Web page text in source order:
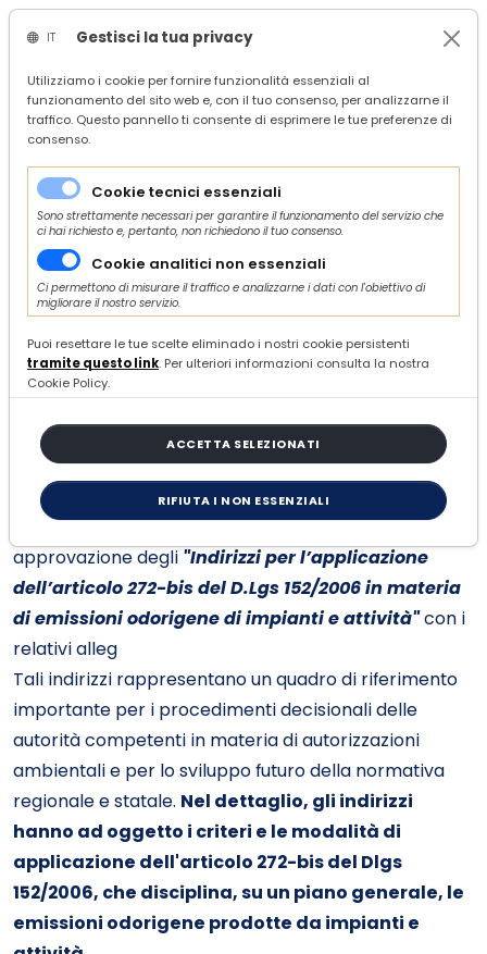
/ Confindustria Ascoli Piceno
/ Servizi
/ Edilizia e Territorio
/ MASE - Emissioni odorigene
Di BENEDETTA CHIARELLI
LUNEDÌ 10 LUGLIO 2023
MASE - Emissioni odorigene
pubblicato decreto che adotta le nuove
linee di indirizzo nazionali
Trasmettiamo in allegato il decreto direttoriale di
approvazione degli "Indirizzi per l’applicazione
dell’articolo 272-bis del D.Lgs 152/2006 in materia
di emissioni odorigene di impianti e attività"con i
relativi alleg
Tali indirizzi rappresentano un quadro di riferimento
importante per i procedimenti decisionali delle
autorità competenti in materia di autorizzazioni
ambientali e per lo sviluppo futuro della normativa
regionale e statale. Nel dettaglio, gli indirizzi
hanno ad oggetto i criteri e le modalità di
applicazione dell'articolo 272-bis del Dlgs
152/2006, che disciplina, su un piano generale, le
emissioni odorigene prodotte da impianti e
IT Gestisci la tua privacy
Utilizziamo i cookie per fornire funzionalità essenziali al
funzionamento del sito web e, con il tuo consenso, per analizzarne il
traffico. Questo pannello ti consente di esprimere le tue preferenze di
consenso.
Cookie tecnici essenziali
Sono strettamente necessari per garantire il funzionamento del servizio che
ci hai richiesto e, pertanto, non richiedono il tuo consenso.
Cookie analitici non essenziali
Ci permettono di misurare il traffico e analizzarne i dati con l'obiettivo di
migliorare il nostro servizio.
Puoi resettare le tue scelte eliminado i nostri cookie persistenti
tramite questo link. Per ulteriori informazioni consulta la nostra
Cookie Policy.
ACCETTA SELEZIONATI
RIFIUTA I NON ESSENZIALI